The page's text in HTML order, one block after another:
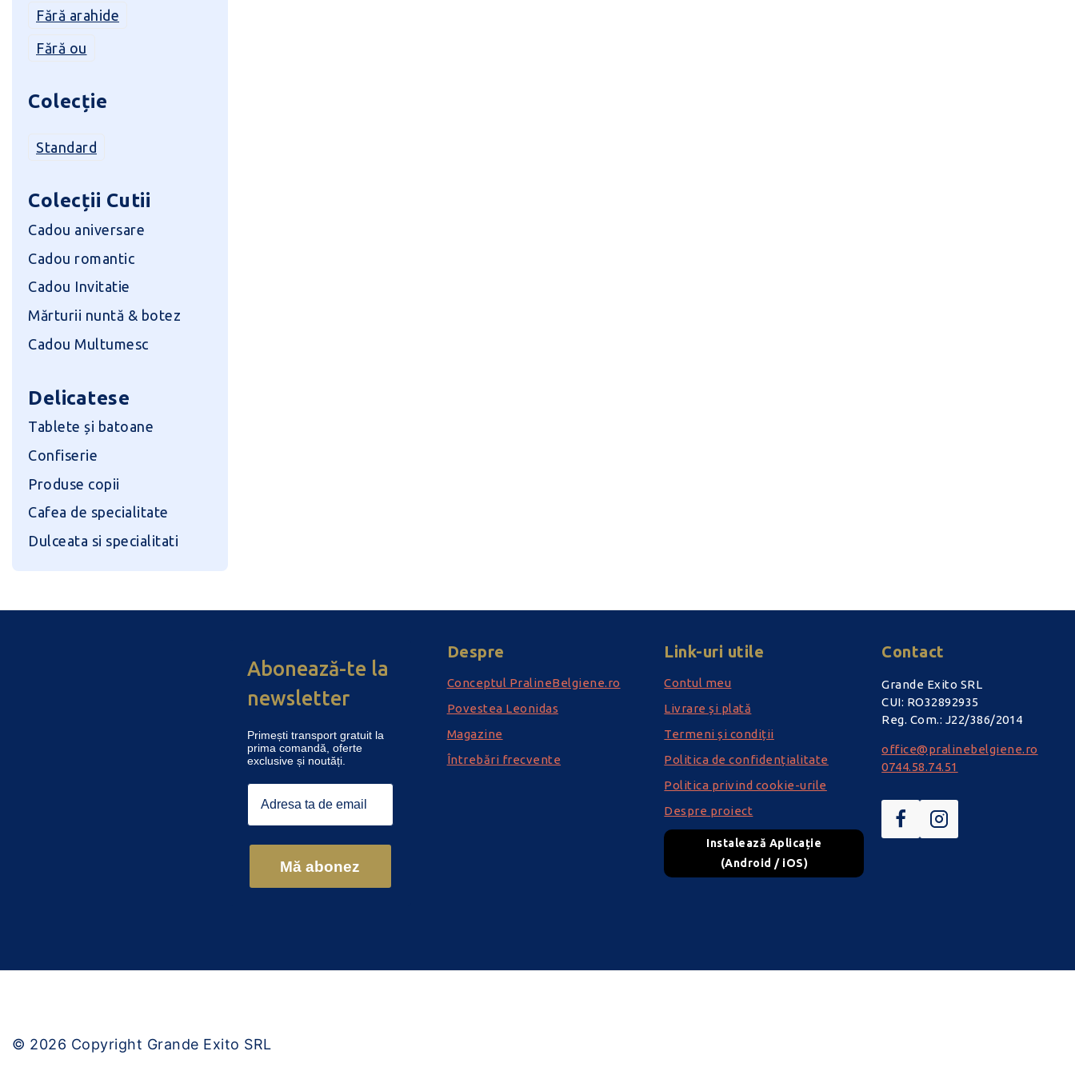
Fără arahide
Fără ou
Colecție
Standard
Colecții Cutii
Cadou aniversare
Cadou romantic
Cadou Invitatie
Mărturii nuntă & botez
Cadou Multumesc
Delicatese
Tablete și batoane
Confiserie
Produse copii
Cafea de specialitate
Dulceata si specialitati
Abonează-te la
newsletter
Primești transport gratuit la
prima comandă, oferte
exclusive și noutăți.
Email
Mă abonez
Despre
Conceptul PralineBelgiene.ro
Povestea Leonidas
Magazine
Întrebări frecvente
Link-uri utile
Contul meu
Livrare și plată
Termeni și condiții
Politica de confidențialitate
Politica privind cookie-urile
Despre proiect
Instalează Aplicație
(Android / iOS)
Contact
Grande Exito SRL
CUI: RO32892935
Reg. Com.: J22/386/2014
office@pralinebelgiene.ro
0744.58.74.51
© 2026 Copyright Grande Exito SRL